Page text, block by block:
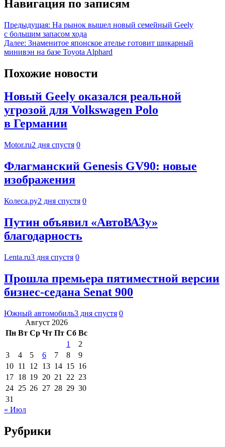
Навигация по записям
Предыдущая: На рынок вышел новый семейный Geely
с большим запасом хода
Далее: Знаменитое японское ателье готовит шикарный
минивэн на базе Toyota Alphard
Похожие новости
Новый Geely оказался реальной
угрозой для Volkswagen Polo
в Германии
Motor.ru2 дня спустя 0
Флагманский Genesis GV90: новые
изображения
Колеса.ру2 дня спустя 0
Путин объявил «АвтоВАЗу»
благодарность
Lenta.ru3 дня спустя 0
Прошла премьера пятиместной версии
бизнес-седана Senat 900
Южный автомобиль3 дня спустя 0
Август 2026
Пн Вт Ср Чт Пт Сб Вс
1
2
3
4 5 6 7 8
9
10 11 12 13 14 15 16
17 18 19 20 21 22 23
24 25 26 27 28 29 30
31
« Июл
Рубрики